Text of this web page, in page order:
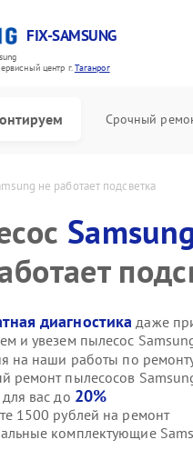
FIX-SAMSUNG
центр г.Таганрог
Срочный
не работает подсветка
диагностика даже
и увезем пылесос
на наши работы по
ремонт пылесосов
вас до 20%
1500 рублей на ремонт
комплектующие